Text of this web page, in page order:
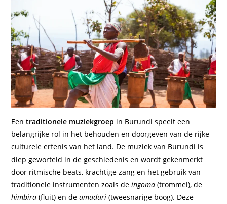
Eentraditionele muziekgroep in Burundi speelt een
belangrijke rol in het behouden en doorgeven van de rijke
culturele erfenis van het land. De muziek van Burundi is
diep geworteld in de geschiedenis en wordt gekenmerkt
door ritmische beats, krachtige zang en het gebruik van
traditionele instrumenten zoals deingoma (trommel), de
himbira (fluit) en deumuduri (tweesnarige boog). Deze